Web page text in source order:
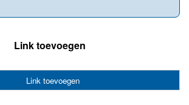
Link toevoegen
Link toevoegen